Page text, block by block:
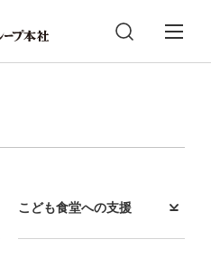
こども食堂への支援